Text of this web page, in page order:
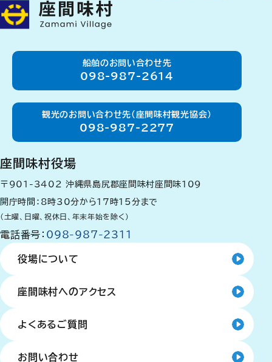
船舶のお問い合わせ先
098-987-2614
観光のお問い合わせ先（座間味村観光協会）
098-987-2277
座間味村役場
〒901-3402 沖縄県島尻郡座間味村座間味109
開庁時間：8時30分から17時15分まで
（土曜、日曜、祝休日、年末年始を除く）
電話番号： 098-987-2311
役場について
座間味村へのアクセス
よくあるご質問
お問い合わせ